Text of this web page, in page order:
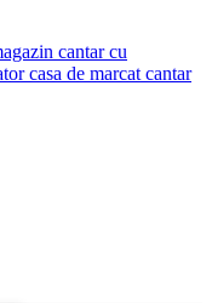
cantar cu
casa de marcat cantar